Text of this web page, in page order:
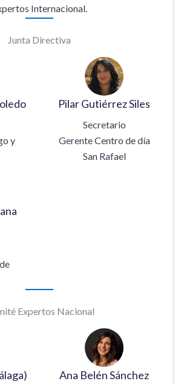
Internacional.
Junta Directiva
y
Pilar Gutiérrez Siles
Secretario
Gerente Centro de día
San Rafael
Expertos Nacional
Ana Belén Sánchez